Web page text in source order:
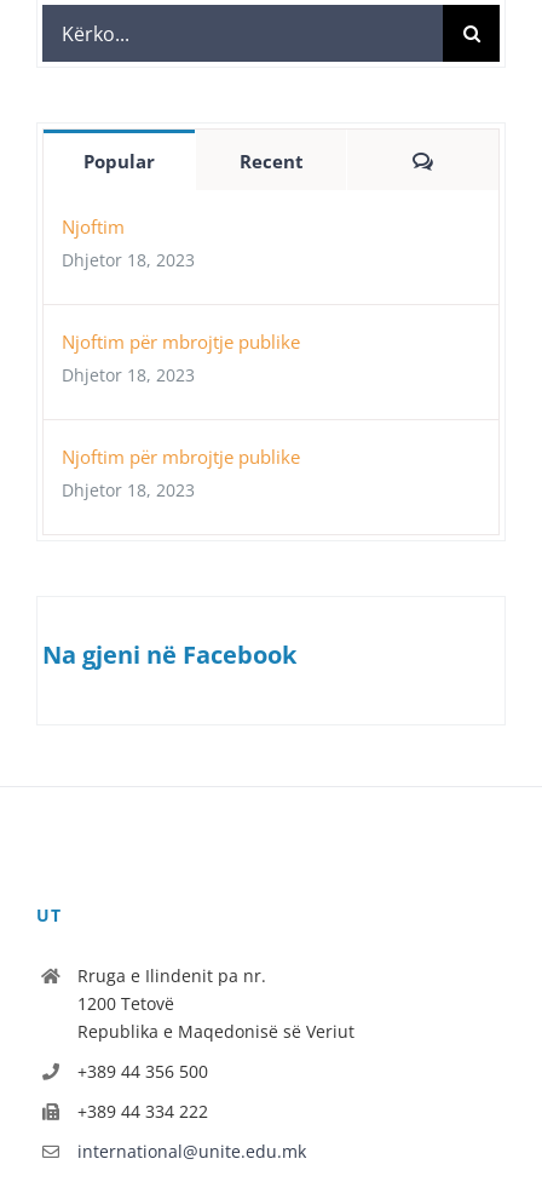
Search
for:
Popular Recent Comments
Njoftim
Dhjetor 18, 2023
Njoftim për mbrojtje publike
Dhjetor 18, 2023
Njoftim për mbrojtje publike
Dhjetor 18, 2023
Na gjeni në Facebook
UT
Rruga e Ilindenit pa nr.
1200 Tetovë
Republika e Maqedonisë së Veriut
+389 44 356 500
+389 44 334 222
international@unite.edu.mk